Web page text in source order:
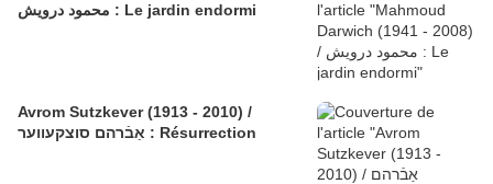
محمود درويش : Le jardin endormi
Avrom Sutzkever (1913 - 2010) /
אַבֿרהם סוצקעווער : Résurrection